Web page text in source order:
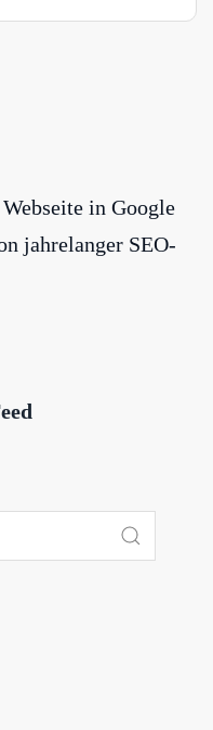
in Google
jahrelanger SEO-